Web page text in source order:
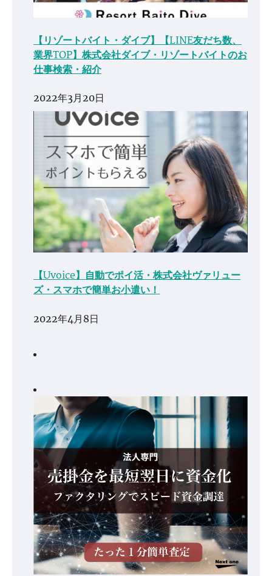
【リゾートバイト・ダイブ】【LINE友だち数、
業界TOP】株式会社ダイブ・リゾートバイトのお
仕事検索・紹介
2022年3月20日
【Uvoice】自動でポイ活・株式会社ヴァリュー
ズ・スマホで簡単お小遣い！
2022年4月8日